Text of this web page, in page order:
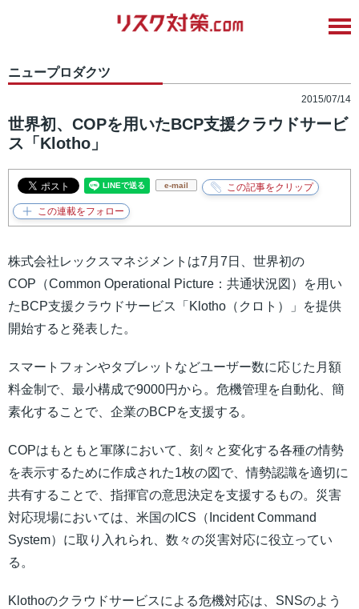
ニュープロダクツ
2015/07/14
世界初、COPを用いたBCP支援クラウドサービ
ス「Klotho」
e-mail
株式会社レックスマネジメントは7月7日、世界初の
COP（Common Operational Picture：共通状況図）を用い
たBCP支援クラウドサービス「Klotho（クロト）」を提供
開始すると発表した。
スマートフォンやタブレットなどユーザー数に応じた月額
料金制で、最小構成で9000円から。危機管理を自動化、簡
素化することで、企業のBCPを支援する。
COPはもともと軍隊において、刻々と変化する各種の情勢
を表示するために作成された1枚の図で、情勢認識を適切に
共有することで、指揮官の意思決定を支援するもの。災害
対応現場においては、米国のICS（Incident Command
System）に取り入れられ、数々の災害対応に役立ってい
る。
Klothoのクラウドサービスによる危機対応は、SNSのよう